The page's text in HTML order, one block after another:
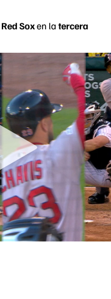
Red Soxen la tercera